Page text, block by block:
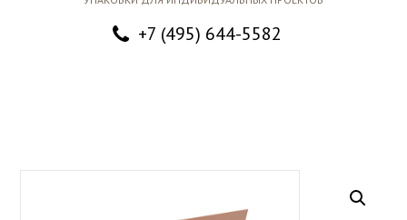
+7 (495) 644-5582